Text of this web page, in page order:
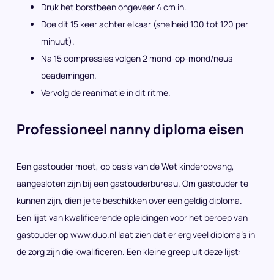
Druk het borstbeen ongeveer 4 cm in.
Doe dit 15 keer achter elkaar (snelheid 100 tot 120 per
minuut).
Na 15 compressies volgen 2 mond-op-mond/neus
beademingen.
Vervolg de reanimatie in dit ritme.
Professioneel nanny diploma eisen
Een gastouder moet, op basis van de Wet kinderopvang,
aangesloten zijn bij een gastouderbureau. Om gastouder te
kunnen zijn, dien je te beschikken over een geldig diploma.
Een lijst van kwalificerende opleidingen voor het beroep van
gastouder op www.duo.nl laat zien dat er erg veel diploma’s in
de zorg zijn die kwalificeren. Een kleine greep uit deze lijst: